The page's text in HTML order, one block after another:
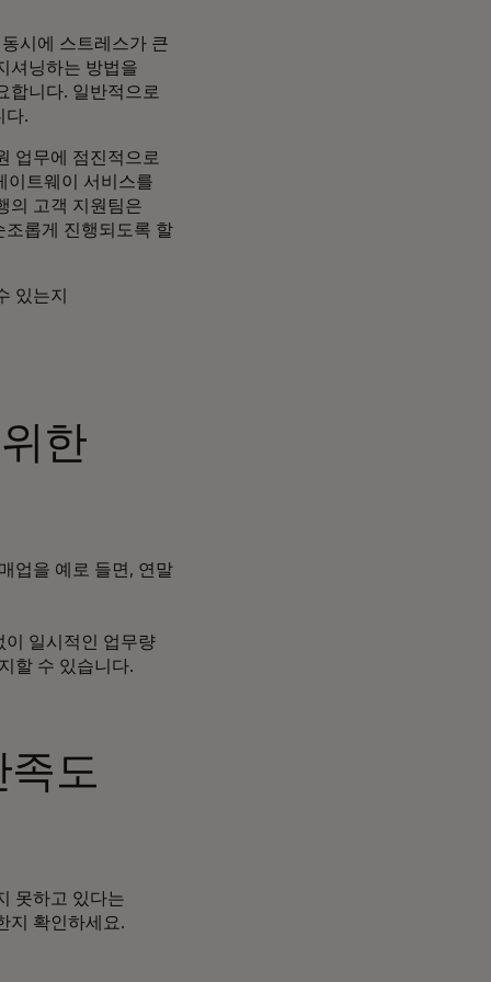
시에 스트레스가 큰
셔닝하는 방법을
합니다. 일반적으로
다.
업무에 점진적으로
트웨이 서비스를
의 고객 지원팀은
조롭게 진행되도록 할
있는지
한
업을 예로 들면, 연말
이 일시적인 업무량
할 수 있습니다.
도
못하고 있다는
지 확인하세요.